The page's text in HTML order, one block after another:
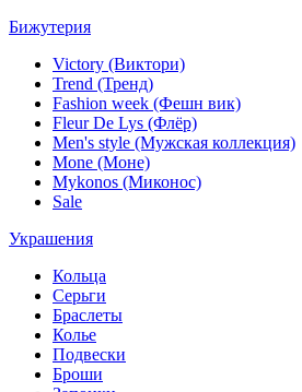
Бижутерия
Victory (Виктори)
Trend (Тренд)
Fashion week (Фешн вик)
Fleur De Lys (Флёр)
Men's style (Мужская коллекция)
Mone (Моне)
Mykonos (Миконос)
Sale
Украшения
Кольца
Серьги
Браслеты
Колье
Подвески
Броши